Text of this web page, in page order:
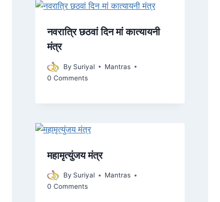
नवरात्रि छठवां दिन मां कात्यायनी
मंत्र
By Suriyal
Mantras
0 Comments
महामृत्युंजय मंत्र
By Suriyal
Mantras
0 Comments